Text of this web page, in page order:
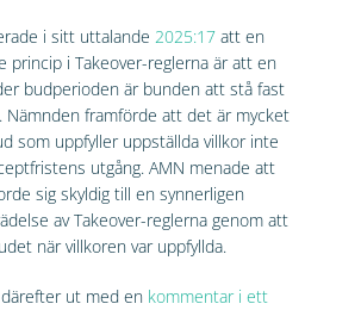
i sitt uttalande 2025:17 att en
princip i Takeover-reglerna är att en
budperioden är bunden att stå fast
Nämnden framförde att det är mycket
som uppfyller uppställda villkor inte
utgång. AMN menade att
sig skyldig till en synnerligen
av Takeover-reglerna genom att
när villkoren var uppfyllda.
ut med en kommentar i ett